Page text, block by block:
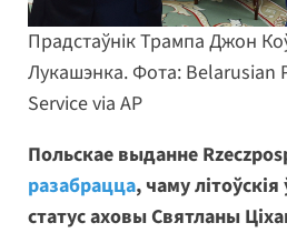
Прадстаўнік Трампа Джон
Лукашэнка. Фота: Belarusian
Service via AP
Польскае выданне
разабрацца, чаму літоўскія
статус аховы Святланы